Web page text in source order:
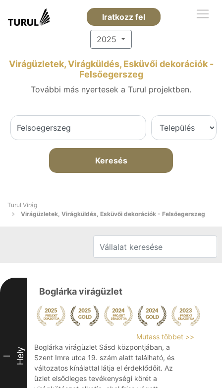
Iratkozz fel
2025
Virágüzletek, Virágküldés, Esküvői dekorációk -
Felsőegerszeg
További más nyertesek a Turul projektben.
Keresés
Turul Virág
Virágüzletek, Virágküldés, Esküvői dekorációk - Felsőegerszeg
I Hely
Boglárka virágüzlet
Mutass többet >>
Boglárka virágüzlet Sásd központjában, a
Szent Imre utca 19. szám alatt található, és
változatos kínálattal látja el érdeklődőit. Az
üzlet elsődleges tevékenységi körét a